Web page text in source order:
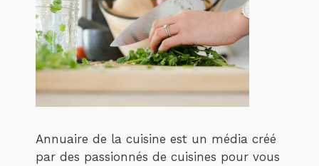
Annuaire de la cuisine est un média créé
par des passionnés de cuisines pour vous